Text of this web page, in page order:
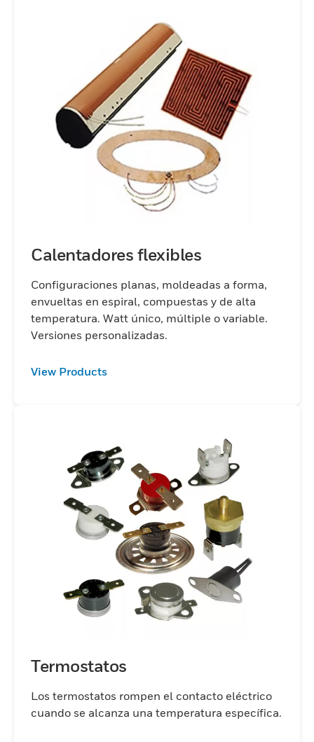
Calentadores flexibles
Configuraciones planas, moldeadas a forma,
envueltas en espiral, compuestas y de alta
temperatura. Watt único, múltiple o variable.
Versiones personalizadas.
View Products
Termostatos
Los termostatos rompen el contacto eléctrico
cuando se alcanza una temperatura específica.